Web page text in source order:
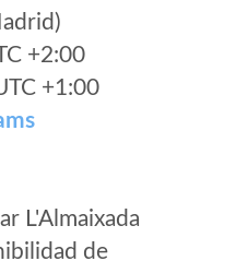
+2:00
+1:00
L'Almaixada
de